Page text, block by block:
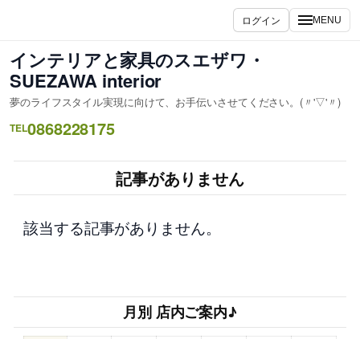
ス
キ
ッ
プ
ログイン MENU
インテリアと家具のスエザワ・
SUEZAWA interior
夢のライフスタイル実現に向けて、お手伝いさせてください。(〃'▽'〃)
TEL0868228175
記事がありません
該当する記事がありません。
月別 店内ご案内♪